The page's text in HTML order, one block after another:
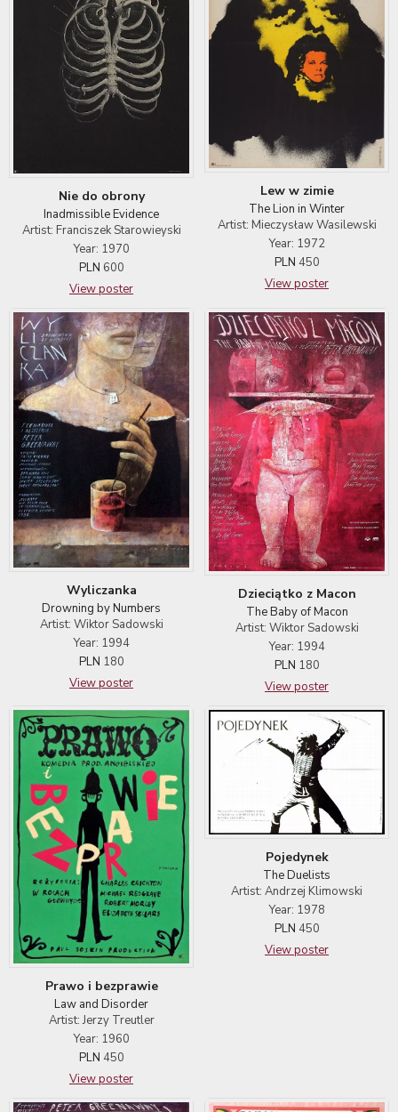
Nie do obrony
Inadmissible Evidence
Artist: Franciszek Starowieyski
Year: 1970
PLN 600
View poster
Lew w zimie
The Lion in Winter
Artist: Mieczysław Wasilewski
Year: 1972
PLN 450
View poster
Wyliczanka
Drowning by Numbers
Artist: Wiktor Sadowski
Year: 1994
PLN 180
View poster
Dzieciątko z Macon
The Baby of Macon
Artist: Wiktor Sadowski
Year: 1994
PLN 180
View poster
Prawo i bezprawie
Law and Disorder
Artist: Jerzy Treutler
Year: 1960
PLN 450
View poster
Pojedynek
The Duelists
Artist: Andrzej Klimowski
Year: 1978
PLN 450
View poster